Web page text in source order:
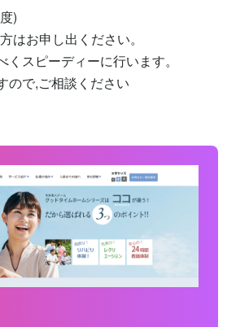
)
はお申し出ください。
スピーディーに行います。
ので,ご相談ください